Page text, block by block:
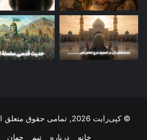
© کپی‌رایت 2026, تمامی حقوق متعلق است به |
خانه
درباره تیم جهان